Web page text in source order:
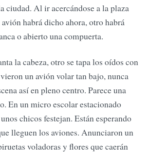
ciudad. Al ir acercándose a la plaza
habrá dicho ahora, otro habrá
o abierto una compuerta.
la cabeza, otro se tapa los oídos con
un avión volar tan bajo, nunca
así en pleno centro. Parece una
En un micro escolar estacionado
chicos festejan. Están esperando
lleguen los aviones. Anunciaron un
voladoras y flores que caerán